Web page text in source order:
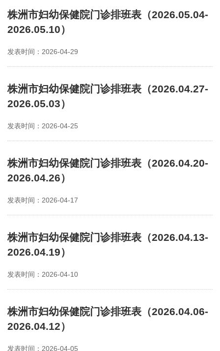
株洲市妇幼保健院门诊排班表（2026.05.04-
2026.05.10）
发表时间：2026-04-29
株洲市妇幼保健院门诊排班表（2026.04.27-
2026.05.03）
发表时间：2026-04-25
株洲市妇幼保健院门诊排班表（2026.04.20-
2026.04.26）
发表时间：2026-04-17
株洲市妇幼保健院门诊排班表（2026.04.13-
2026.04.19）
发表时间：2026-04-10
株洲市妇幼保健院门诊排班表（2026.04.06-
2026.04.12）
发表时间：2026-04-05